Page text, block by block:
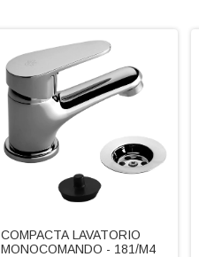
COMPACTA LAVATORIO
MONOCOMANDO - 181/M4